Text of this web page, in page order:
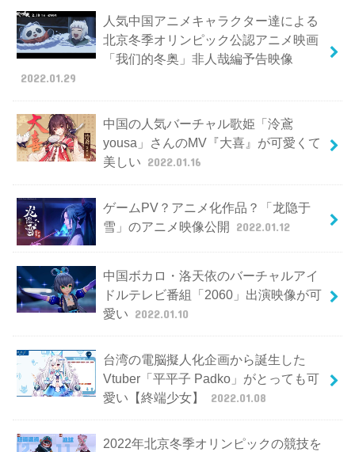
人気中国アニメキャラクター達による
北京冬季オリンピック公認アニメ映画
「我们的冬奥」非人哉編予告映像
2022.01.29
中国の人気バーチャル歌姫「泠鳶
yousa」さんのMV『大喜』が可愛くて
美しい 2022.01.16
ゲームPV？アニメ化作品？「龙隐于
雪」のアニメ映像公開
2022.01.12
中国ボカロ・洛天依のバーチャルアイ
ドルテレビ番組「2060」出演映像が可
愛い 2022.01.10
台湾の電脳擬人化企画から誕生した
Vtuber「平平子 Padko」がとっても可
愛い【終端少女】
2022.01.08
2022年北京冬季オリンピックの競技を